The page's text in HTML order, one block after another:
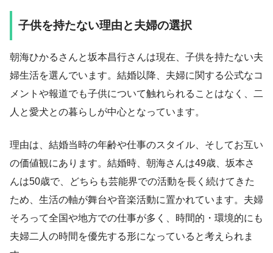
子供を持たない理由と夫婦の選択
朝海ひかるさんと坂本昌行さんは現在、子供を持たない夫
婦生活を選んでいます。結婚以降、夫婦に関する公式なコ
メントや報道でも子供について触れられることはなく、二
人と愛犬との暮らしが中心となっています。
理由は、結婚当時の年齢や仕事のスタイル、そしてお互い
の価値観にあります。結婚時、朝海さんは49歳、坂本さ
んは50歳で、どちらも芸能界での活動を長く続けてきた
ため、生活の軸が舞台や音楽活動に置かれています。夫婦
そろって全国や地方での仕事が多く、時間的・環境的にも
夫婦二人の時間を優先する形になっていると考えられま